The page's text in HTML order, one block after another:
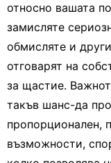
относно вашата
замисляте
обмисляте и
отговарят на
за щастие.
такъв шанс-да
пропорционален,
възможности,